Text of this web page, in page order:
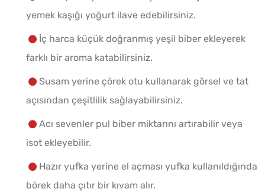
yemek kaşığı yoğurt ilave edebilirsiniz.
İç harca küçük doğranmış yeşil biber ekleyerek
farklı bir aroma katabilirsiniz.
Susam yerine çörek otu kullanarak görsel ve tat
açısından çeşitlilik sağlayabilirsiniz.
Acı sevenler pul biber miktarını artırabilir veya
isot ekleyebilir.
Hazır yufka yerine el açması yufka kullanıldığında
börek daha çıtır bir kıvam alır.